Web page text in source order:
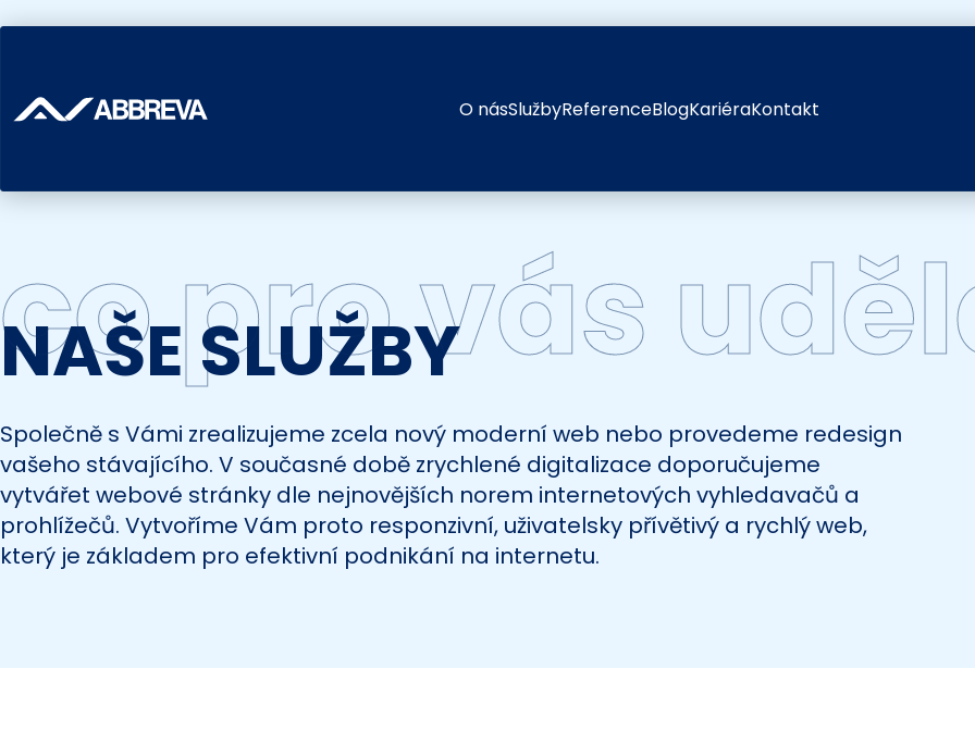
obsahu
O násSlužbyReferenceBlogKariéraKontakt
co pro vás
NAŠE SLUŽBY
Společně s Vámi zrealizujeme zcela nový moderní web nebo provedeme redesign
vašeho stávajícího. V současné době zrychlené digitalizace doporučujeme
vytvářet webové stránky dle nejnovějších norem internetových vyhledavačů a
prohlížečů. Vytvoříme Vám proto responzivní, uživatelsky přívětivý a rychlý web,
který je základem pro efektivní podnikání na internetu.